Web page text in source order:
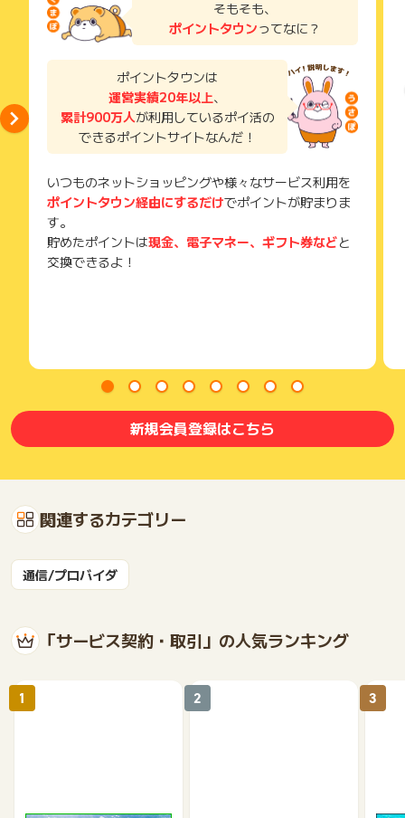
そもそも、
ポイントタウンってなに？
ポイントタウンは
運営実績20年以上、
累計900万人が利用しているポイ活の
できるポイントサイトなんだ！
いつものネットショッピングや様々なサービス利用を
ポイントタウン経由にするだけでポイントが貯まりま
す。
貯めたポイントは現金、電子マネー、ギフト券などと
交換できるよ！
新規会員登録はこちら
関連するカテゴリー
通信/プロバイダ
「サービス契約・取引」の人気ランキング
1 2 3